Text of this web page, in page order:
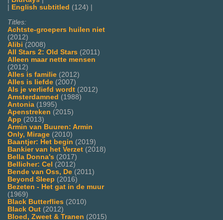
| English subtitled (124) |
Titles:
Achtste-groepers huilen niet
(2012)
Alibi (2008)
All Stars 2: Old Stars (2011)
Alleen maar nette mensen
(2012)
Alles is familie (2012)
Alles is liefde (2007)
Als je verliefd wordt (2012)
Amsterdamned (1988)
Antonia (1995)
Apenstreken (2015)
App (2013)
Armin van Buuren: Armin
Only, Mirage (2010)
Baantjer: Het begin (2019)
Bankier van het Verzet (2018)
Bella Donna's (2017)
Bellicher: Cel (2012)
Bende van Oss, De (2011)
Beyond Sleep (2016)
Bezeten - Het gat in de muur
(1969)
Black Butterflies (2010)
Black Out (2012)
Bloed, Zweet & Tranen (2015)